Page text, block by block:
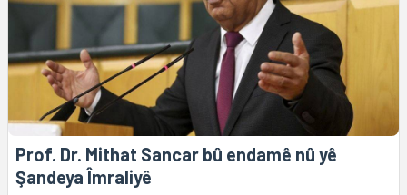
Prof. Dr. Mithat Sancar bû endamê nû yê
Şandeya Îmraliyê